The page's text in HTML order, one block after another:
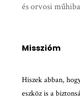
és orvosi
Misszióm
Hiszek abban,
eszköz is a